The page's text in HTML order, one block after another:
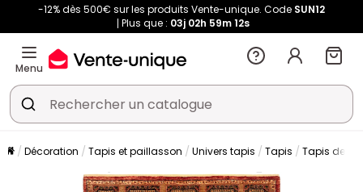
-12% dès 500€ sur les produits Vente-unique. Code SUN12
Plus que : 03j 02h 59m 11s
Menu
Décoration Tapis et paillasson Univers tapis Tapis Tapis de